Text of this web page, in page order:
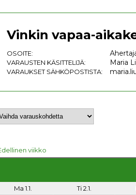
Vinkin vapaa-
OSOITE:
VARAUSTEN KÄSITTELIJÄ: Maria
VARAUKSET SÄHKÖPOSTISTA:
viikko
Ma 1.1. Ti 2.1.